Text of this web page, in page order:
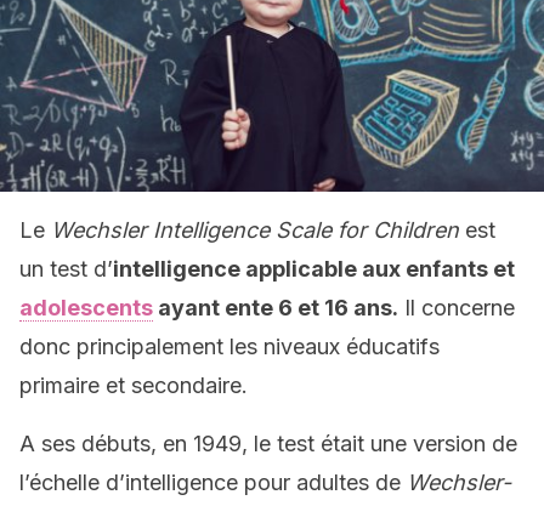
Le Wechsler Intelligence Scale for Children est
un test d’intelligence applicable aux enfants et
adolescents ayant ente 6 et 16 ans. Il concerne
donc principalement les niveaux éducatifs
primaire et secondaire.
A ses débuts, en 1949, le test était une version de
l’échelle d’intelligence pour adultes de Wechsler-